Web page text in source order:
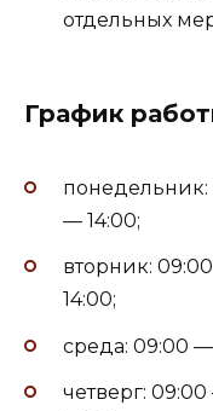
отдельных
График
понедельник:
— 14:00;
вторник:
14:00;
среда: 09:00
четверг: